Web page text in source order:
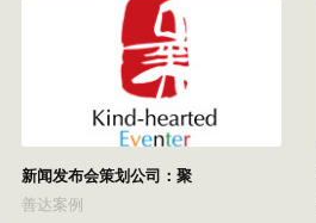
新闻发布会策划公司：聚
善达案例